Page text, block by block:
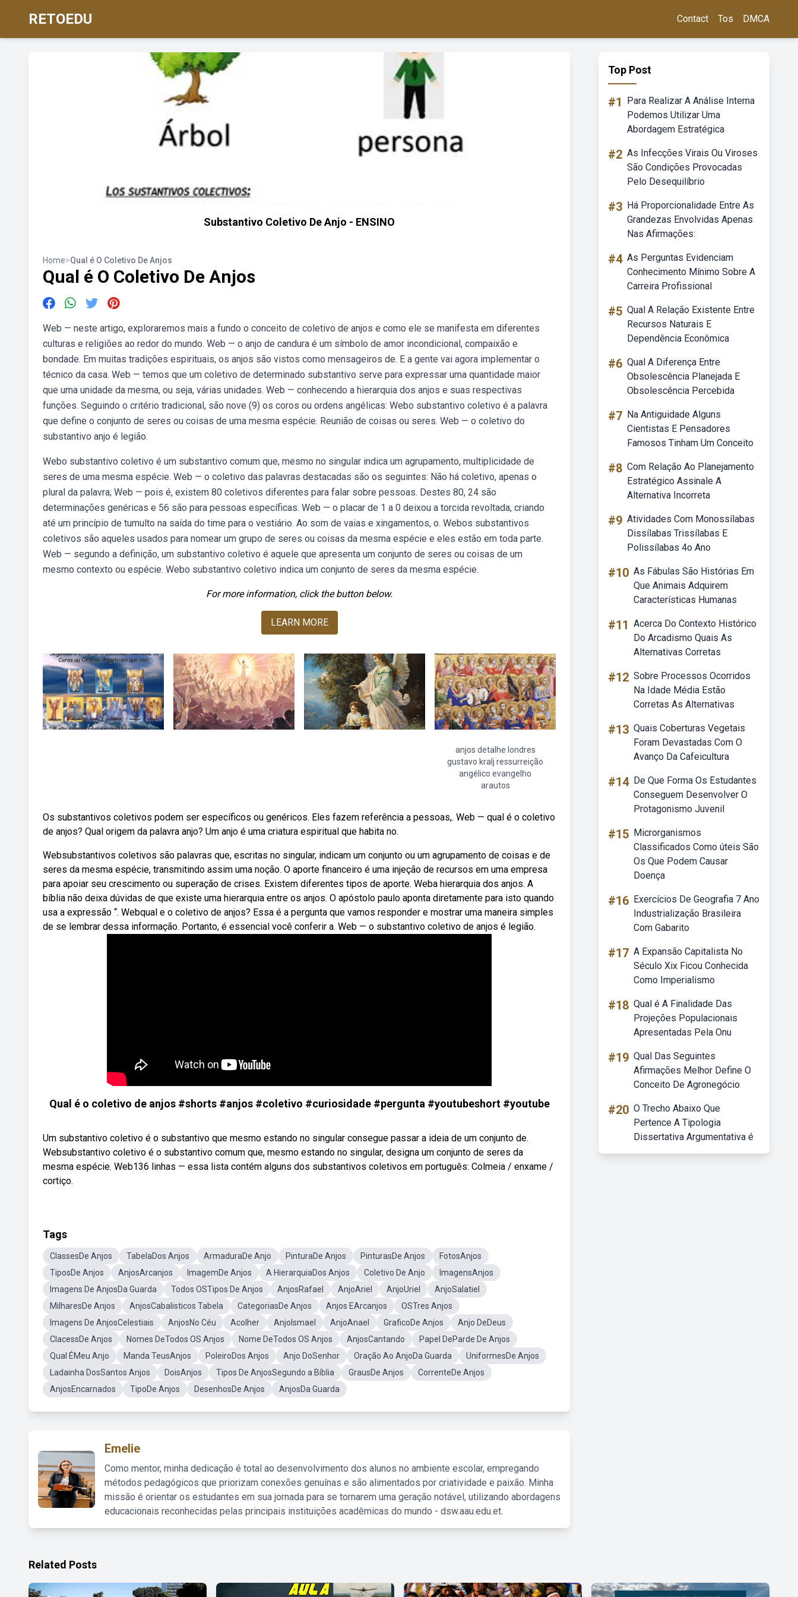
RETOEDU Contact Tos DMCA
Substantivo Coletivo De Anjo - ENSINO
Home>Qual é O Coletivo De Anjos
Qual é O Coletivo De Anjos
Web — neste artigo, exploraremos mais a fundo o conceito de coletivo de anjos e como ele se manifesta em diferentes
culturas e religiões ao redor do mundo. Web — o anjo de candura é um símbolo de amor incondicional, compaixão e
bondade. Em muitas tradições espirituais, os anjos são vistos como mensageiros de. E a gente vai agora implementar o
técnico da casa. Web — temos que um coletivo de determinado substantivo serve para expressar uma quantidade maior
que uma unidade da mesma, ou seja, várias unidades. Web — conhecendo a hierarquia dos anjos e suas respectivas
funções. Seguindo o critério tradicional, são nove (9) os coros ou ordens angélicas: Webo substantivo coletivo é a palavra
que define o conjunto de seres ou coisas de uma mesma espécie. Reunião de coisas ou seres. Web — o coletivo do
substantivo anjo é legião.
Webo substantivo coletivo é um substantivo comum que, mesmo no singular indica um agrupamento, multiplicidade de
seres de uma mesma espécie. Web — o coletivo das palavras destacadas são os seguintes: Não há coletivo, apenas o
plural da palavra; Web — pois é, existem 80 coletivos diferentes para falar sobre pessoas. Destes 80, 24 são
determinações genéricas e 56 são para pessoas específicas. Web — o placar de 1 a 0 deixou a torcida revoltada, criando
até um princípio de tumulto na saída do time para o vestiário. Ao som de vaias e xingamentos, o. Webos substantivos
coletivos são aqueles usados para nomear um grupo de seres ou coisas da mesma espécie e eles estão em toda parte.
Web — segundo a definição, um substantivo coletivo é aquele que apresenta um conjunto de seres ou coisas de um
mesmo contexto ou espécie. Webo substantivo coletivo indica um conjunto de seres da mesma espécie.
For more information, click the button below.
LEARN MORE
anjos detalhe londres
gustavo kralj ressurreição
angélico evangelho
arautos
Os substantivos coletivos podem ser específicos ou genéricos. Eles fazem referência a pessoas,. Web — qual é o coletivo
de anjos? Qual origem da palavra anjo? Um anjo é uma criatura espiritual que habita no.
Websubstantivos coletivos são palavras que, escritas no singular, indicam um conjunto ou um agrupamento de coisas e de
seres da mesma espécie, transmitindo assim uma noção. O aporte financeiro é uma injeção de recursos em uma empresa
para apoiar seu crescimento ou superação de crises. Existem diferentes tipos de aporte. Weba hierarquia dos anjos. A
bíblia não deixa dúvidas de que existe uma hierarquia entre os anjos. O apóstolo paulo aponta diretamente para isto quando
usa a expressão “. Webqual e o coletivo de anjos? Essa é a pergunta que vamos responder e mostrar uma maneira simples
de se lembrar dessa informação. Portanto, é essencial você conferir a. Web — o substantivo coletivo de anjos é legião.
Qual é o coletivo de anjos #shorts #anjos #coletivo #curiosidade #pergunta #youtubeshort #youtube
Um substantivo coletivo é o substantivo que mesmo estando no singular consegue passar a ideia de um conjunto de.
Websubstantivo coletivo é o substantivo comum que, mesmo estando no singular, designa um conjunto de seres da
mesma espécie. Web136 linhas — essa lista contém alguns dos substantivos coletivos em português: Colmeia / enxame /
cortiço.
Tags
ClassesDe Anjos TabelaDos Anjos ArmaduraDe Anjo PinturaDe Anjos PinturasDe Anjos
FotosAnjos
TiposDe Anjos
AnjosArcanjos ImagemDe Anjos A HierarquiaDos Anjos Coletivo De Anjo
ImagensAnjos
Imagens De AnjosDa Guarda
Todos OSTipos De Anjos AnjosRafael AnjoAriel AnjoUriel
AnjoSalatiel
MilharesDe Anjos
AnjosCabalisticos Tabela CategoriasDe Anjos Anjos EArcanjos
OSTres Anjos
Imagens De AnjosCelestiais
AnjosNo Céu Acolher AnjoIsmael AnjoAnael GraficoDe Anjos
Anjo DeDeus
ClacessDe Anjos
Nomes DeTodos OS Anjos Nome DeTodos OS Anjos AnjosCantando
Papel DeParde De Anjos
Qual ÉMeu Anjo
Manda TeusAnjos PoleiroDos Anjos Anjo DoSenhor Oração Ao AnjoDa Guarda
UniformesDe Anjos
Ladainha DosSantos Anjos
DoisAnjos Tipos De AnjosSegundo a Bíblia GrausDe Anjos
CorrenteDe Anjos
AnjosEncarnados
TipoDe Anjos DesenhosDe Anjos AnjosDa Guarda
Emelie
Como mentor, minha dedicação é total ao desenvolvimento dos alunos no ambiente escolar, empregando
métodos pedagógicos que priorizam conexões genuínas e são alimentados por criatividade e paixão. Minha
missão é orientar os estudantes em sua jornada para se tornarem uma geração notável, utilizando abordagens
educacionais reconhecidas pelas principais instituições acadêmicas do mundo - dsw.aau.edu.et.
Top Post
#1
Para Realizar A Análise Interna
Podemos Utilizar Uma
Abordagem Estratégica
#2 As Infecções Virais Ou Viroses
São Condições Provocadas
Pelo Desequilíbrio
#3 Há Proporcionalidade Entre As
Grandezas Envolvidas Apenas
Nas Afirmações:
#4 As Perguntas Evidenciam
Conhecimento Mínimo Sobre A
Carreira Profissional
#5 Qual A Relação Existente Entre
Recursos Naturais E
Dependência Econômica
#6 Qual A Diferença Entre
Obsolescência Planejada E
Obsolescência Percebida
#7 Na Antiguidade Alguns
Cientistas E Pensadores
Famosos Tinham Um Conceito
#8 Com Relação Ao Planejamento
Estratégico Assinale A
Alternativa Incorreta
#9 Atividades Com Monossílabas
Dissílabas Trissílabas E
Polissílabas 4o Ano
#10 As Fábulas São Histórias Em
Que Animais Adquirem
Características Humanas
#11 Acerca Do Contexto Histórico
Do Arcadismo Quais As
Alternativas Corretas
#12 Sobre Processos Ocorridos
Na Idade Média Estão
Corretas As Alternativas
#13 Quais Coberturas Vegetais
Foram Devastadas Com O
Avanço Da Cafeicultura
#14 De Que Forma Os Estudantes
Conseguem Desenvolver O
Protagonismo Juvenil
#15 Microrganismos
Classificados Como úteis São
Os Que Podem Causar
Doença
#16 Exercícios De Geografia 7 Ano
Industrialização Brasileira
Com Gabarito
#17 A Expansão Capitalista No
Século Xix Ficou Conhecida
Como Imperialismo
#18 Qual é A Finalidade Das
Projeções Populacionais
Apresentadas Pela Onu
#19 Qual Das Seguintes
Afirmações Melhor Define O
Conceito De Agronegócio
#20 O Trecho Abaixo Que
Pertence A Tipologia
Dissertativa Argumentativa é
Related Posts